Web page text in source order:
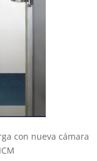
con nueva cámara